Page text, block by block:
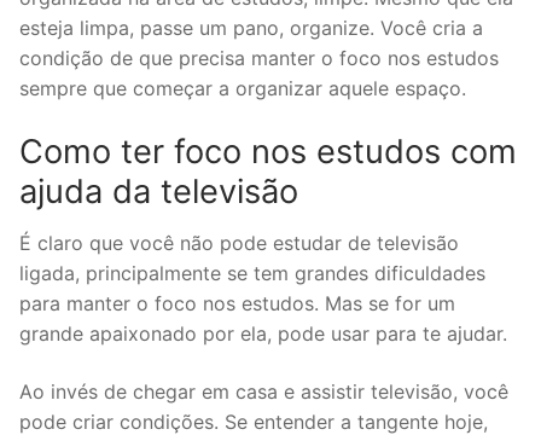
esteja limpa, passe um pano, organize. Você cria a
condição de que precisa manter o foco nos estudos
sempre que começar a organizar aquele espaço.
Como ter foco nos estudos com
ajuda da televisão
É claro que você não pode estudar de televisão
ligada, principalmente se tem grandes dificuldades
para manter o foco nos estudos. Mas se for um
grande apaixonado por ela, pode usar para te ajudar.
Ao invés de chegar em casa e assistir televisão, você
pode criar condições. Se entender a tangente hoje,